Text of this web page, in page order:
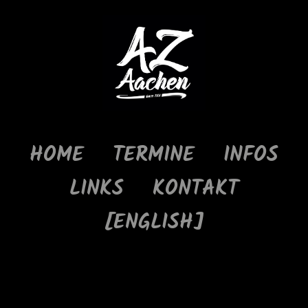
HOME TERMINE
INFOS
LINKS
KONTAKT
[ENGLISH]